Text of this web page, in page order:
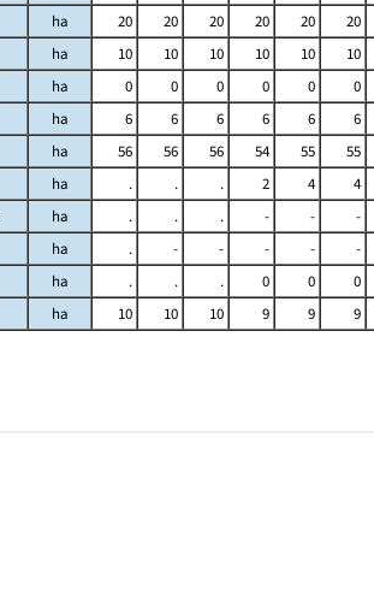
ha 20 20 20 20 20 20
ha 10 10 10 10 10 10
ha 0 0 0 0 0 0
ha 6 6 6 6 6 6
ha 56 56 56 54 55 55
ha . . . 2 4 4
ha . . . - - -
ha . - - - - -
ha . . . 0 0 0
ha 10 10 10 9 9 9